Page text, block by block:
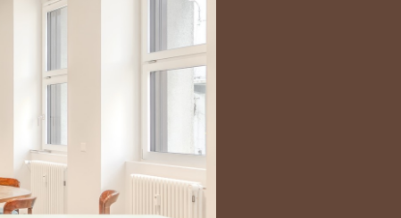
Contractant général en aménagement intérieur
Walter | Patriarche
Exploitant, fournisseur de services et animateur
d’espaces